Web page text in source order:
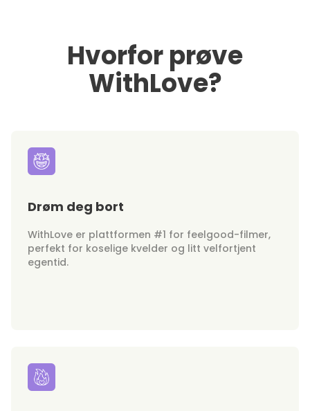
Hvorfor prøve
WithLove?
Drøm deg bort
WithLove er plattformen #1 for feelgood-filmer,
perfekt for koselige kvelder og litt velfortjent
egentid.